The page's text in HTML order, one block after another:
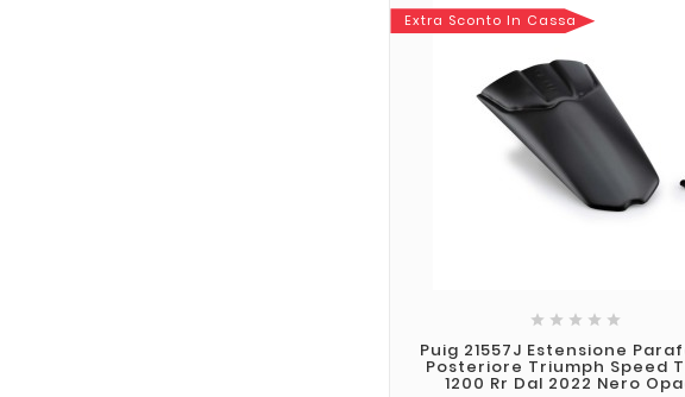
Extra Sconto In Cassa
    
Puig 21557J Estensione
Posteriore Triumph Speed
1200 Rr Dal 2022 Nero